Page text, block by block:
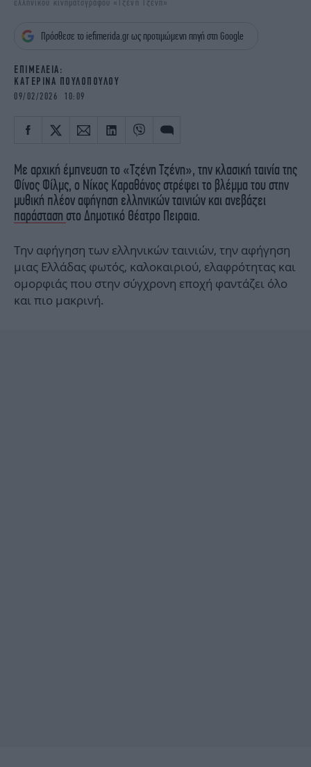
iBOOKS
OSCARS
NEWSLETTER
ελληνικού κινηματογράφου «Τζένη Τζένη»
Πρόσθεσε το iefimerida.gr ως προτιμώμενη πηγή στη Google
EΠΙΜΕΛΕΙΑ:
ΚΑΤΕΡΙΝΑ ΠΟΥΛΟΠΟΥΛΟΥ
09/02/2026 10:09
Με αρχική έμπνευση το «Τζένη Τζένη», την κλασική ταινία της
Φίνος Φίλμς, ο Νίκος Καραθάνος στρέφει το βλέμμα του στην
μυθική πλέον αφήγηση ελληνικών ταινιών και ανεβάζει
παράσταση στο Δημοτικό Θέατρο Πειραια.
Την αφήγηση των ελληνικών ταινιών, την αφήγηση
μιας Ελλάδας φωτός, καλοκαιριού, ελαφρότητας και
ομορφιάς που στην σύγχρονη εποχή φαντάζει όλο
και πιο μακρινή.